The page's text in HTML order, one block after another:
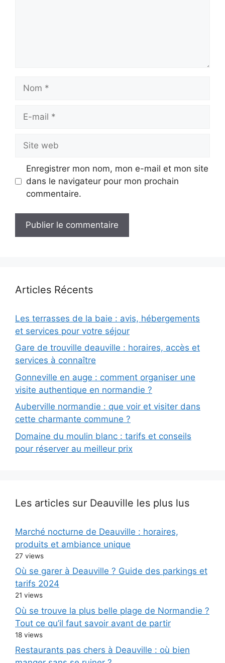
Nom
Site
web
Enregistrer mon nom, mon e-mail et mon site
dans le navigateur pour mon prochain
commentaire.
Articles Récents
Les terrasses de la baie : avis, hébergements
et services pour votre séjour
Gare de trouville deauville : horaires, accès et
services à connaître
Gonneville en auge : comment organiser une
visite authentique en normandie ?
Auberville normandie : que voir et visiter dans
cette charmante commune ?
Domaine du moulin blanc : tarifs et conseils
pour réserver au meilleur prix
Les articles sur Deauville les plus lus
Marché nocturne de Deauville : horaires,
produits et ambiance unique
27 views
Où se garer à Deauville ? Guide des parkings et
tarifs 2024
21 views
Où se trouve la plus belle plage de Normandie ?
Tout ce qu’il faut savoir avant de partir
18 views
Restaurants pas chers à Deauville : où bien